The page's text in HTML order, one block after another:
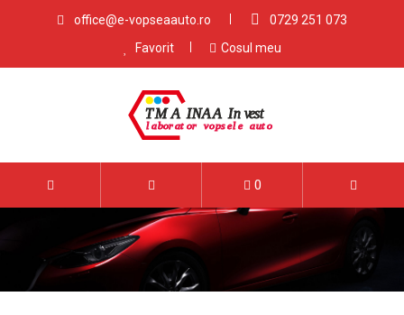
office@e-vopseaauto.ro
0729 251 073
Favorit
Cosul meu
0